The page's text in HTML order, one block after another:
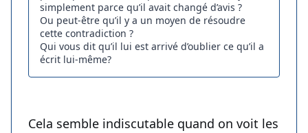
simplement parce qu’il avait changé d’avis ?
Ou peut-être qu’il y a un moyen de résoudre
cette contradiction ?
Qui vous dit qu’il lui est arrivé d’oublier ce qu’il a
écrit lui-même?
Cela semble indiscutable quand on voit les